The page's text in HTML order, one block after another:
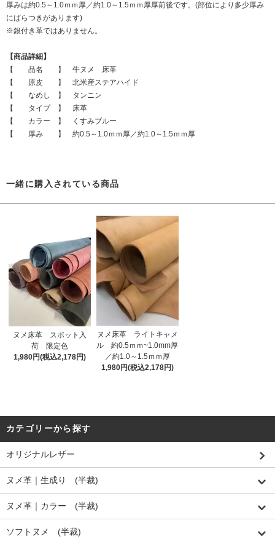
厚みは約0.5～1.0ｍｍ厚／約1.0～1.5ｍｍ厚厚前後です。(部位により多少厚み
にばらつきがあります)
※銀付き革ではありません。
【商品詳細】
【 品名 】 牛ヌメ 床革
【 原皮 】 北米産ステアハイド
【 なめし 】 タンニン
【 タイプ 】 床革
【 カラー 】 くすみブルー
【 厚み 】 約0.5～1.0ｍｍ厚／約1.0～1.5ｍｍ厚
一緒に購入されている商品
ヌメ床革 スポット入
荷 限定色
1,980円(税込2,178円)
ヌメ床革 ライトキャメ
ル 約0.5ｍｍ~1.0mm厚
／約1.0～1.5ｍｍ厚
1,980円(税込2,178円)
カテゴリーから探す
オリジナルレザー
ヌメ革｜生成り (半裁)
ヌメ革｜カラー (半裁)
ソフトヌメ (半裁)